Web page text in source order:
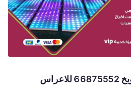
تأجير بست افراح الشويخ 66875552 للاعراس